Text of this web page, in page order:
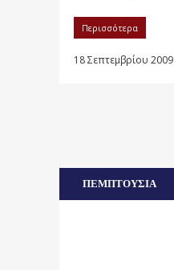
Περισσότερα
18 Σεπτεμβρίου 2009
ΠΕΜΠΤΟΥΣΙΑ